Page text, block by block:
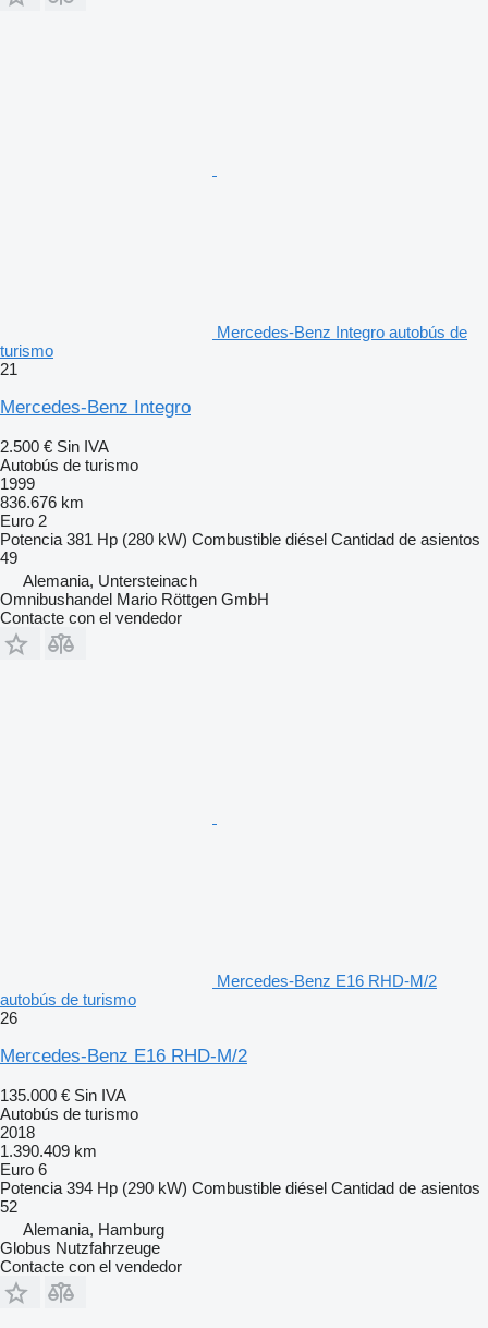
Mercedes-Benz Integro autobús de
turismo
21
Mercedes-Benz Integro
2.500 € Sin IVA
Autobús de turismo
1999
836.676 km
Euro 2
Potencia 381 Hp (280 kW) Combustible diésel Cantidad de asientos
49
Alemania, Untersteinach
Omnibushandel Mario Röttgen GmbH
Contacte con el vendedor
Mercedes-Benz E16 RHD-M/2
autobús de turismo
26
Mercedes-Benz E16 RHD-M/2
135.000 € Sin IVA
Autobús de turismo
2018
1.390.409 km
Euro 6
Potencia 394 Hp (290 kW) Combustible diésel Cantidad de asientos
52
Alemania, Hamburg
Globus Nutzfahrzeuge
Contacte con el vendedor